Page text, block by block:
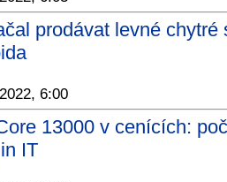
prodávat levné
6:00
13000 v cenících:
IT